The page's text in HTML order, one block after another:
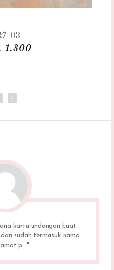
03
1.300
kartu undangan buat
sudah termasuk nama
p..."